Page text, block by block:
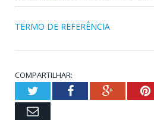
TERMO DE REFERÊNCIA
COMPARTILHAR:
TwitterFacebookGoogle+
Email